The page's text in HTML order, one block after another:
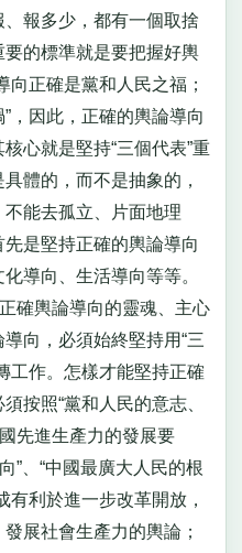
報多少，都有一個取捨
的標準就是要把握好輿
向正確是黨和人民之福；
，因此，正確的輿論導向
心就是堅持“三個代表”重
體的，而不是抽象的，
能去孤立、片面地理
是堅持正確的輿論導向
導向、生活導向等等。
確輿論導向的靈魂、主心
向，必須始終堅持用“三
工作。怎樣才能堅持正確
按照“黨和人民的意志、
先進生產力的發展要
”、“中國最廣大人民的根
有利於進一步改革開放，
展社會生產力的輿論；